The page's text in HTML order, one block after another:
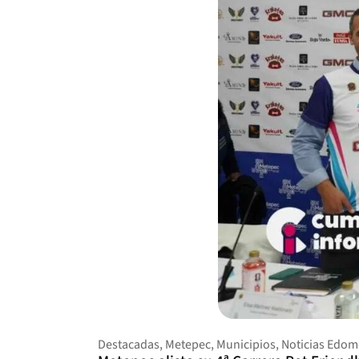
Destacadas, Metepec, Municipios, Noticias